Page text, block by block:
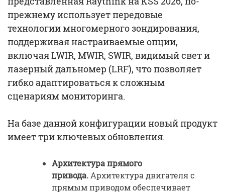
прежнему использует передовые
технологии многомерного зондирования,
поддерживая настраиваемые опции,
включая LWIR, MWIR, SWIR, видимый свет и
лазерный дальномер (LRF), что позволяет
гибко адаптироваться к сложным
сценариям мониторинга.
На базе данной конфигурации новый продукт
имеет три ключевых обновления.
Архитектура прямого
привода. Архитектура двигателя с
прямым приводом обеспечивает